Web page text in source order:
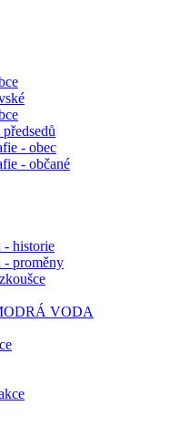
- obec
- občané
- historie
- proměny
VODA